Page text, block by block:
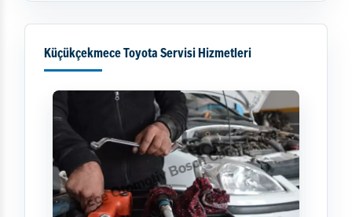
Küçükçekmece Toyota Servisi Hizmetleri